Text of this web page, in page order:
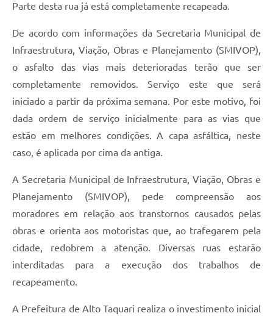
Parte desta rua já está completamente recapeada.
De acordo com informações da Secretaria Municipal de
Infraestrutura, Viação, Obras e Planejamento (SMIVOP),
o asfalto das vias mais deterioradas terão que ser
completamente removidos. Serviço este que será
iniciado a partir da próxima semana. Por este motivo, foi
dada ordem de serviço inicialmente para as vias que
estão em melhores condições. A capa asfáltica, neste
caso, é aplicada por cima da antiga.
A Secretaria Municipal de Infraestrutura, Viação, Obras e
Planejamento (SMIVOP), pede compreensão aos
moradores em relação aos transtornos causados pelas
obras e orienta aos motoristas que, ao trafegarem pela
cidade, redobrem a atenção. Diversas ruas estarão
interditadas para a execução dos trabalhos de
recapeamento.
A Prefeitura de Alto Taquari realiza o investimento inicial